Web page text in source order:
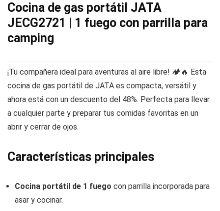
Cocina de gas portátil JATA
JECG2721 | 1 fuego con parrilla para
camping
¡Tu compañera ideal para aventuras al aire libre! 🏕️🔥 Esta
cocina de gas portátil de JATA es compacta, versátil y
ahora está con un descuento del 48%. Perfecta para llevar
a cualquier parte y preparar tus comidas favoritas en un
abrir y cerrar de ojos.
Características principales
Cocina portátil de 1 fuego con parrilla incorporada para
asar y cocinar.